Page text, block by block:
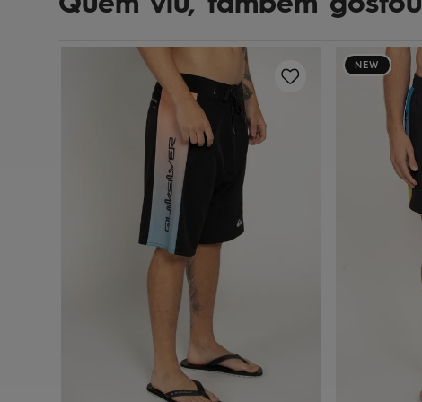
12 14 16
NEW